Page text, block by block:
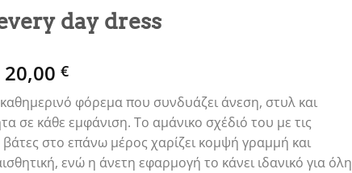
day dress
Original
price
was:
29,90 €.
20,00€Η
τρέχουσα
τιμή
είναι:
20,00 €.
φόρεμα που συνδυάζει άνεση, στυλ και
σε κάθε εμφάνιση. Το αμάνικο σχέδιό του με τις
βάτες στο επάνω μέρος χαρίζει κομψή γραμμή και
ενώ η άνετη εφαρμογή το κάνει ιδανικό για όλη